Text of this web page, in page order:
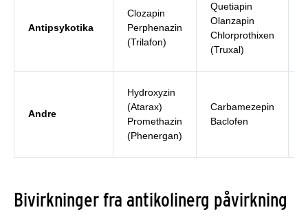
Antipsykotika
Clozapin
Perphenazin
(Trilafon)
Quetiapin
Olanzapin
Chlorprothixen
(Truxal)
Andre
Hydroxyzin
(Atarax)
Promethazin
(Phenergan)
Carbamezepin
Baclofen
Bivirkninger fra antikolinerg påvirkning